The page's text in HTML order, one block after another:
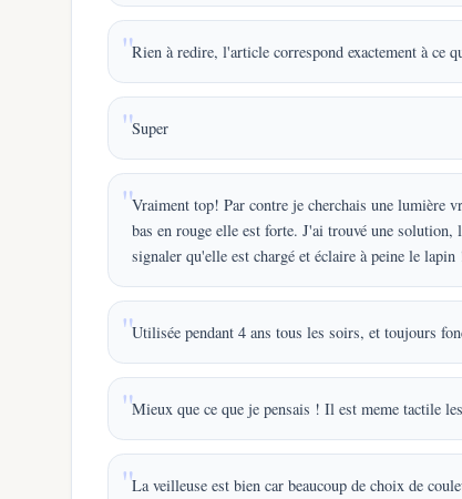
Rien à redire, l'article correspond exactement à ce
Super
Vraiment top! Par contre je cherchais une lumière
bas en rouge elle est forte. J'ai trouvé une
signaler qu'elle est chargé et éclaire à peine le lapin
Utilisée pendant 4 ans tous les soirs, et toujours
Mieux que ce que je pensais ! Il est meme tactile
La veilleuse est bien car beaucoup de choix de